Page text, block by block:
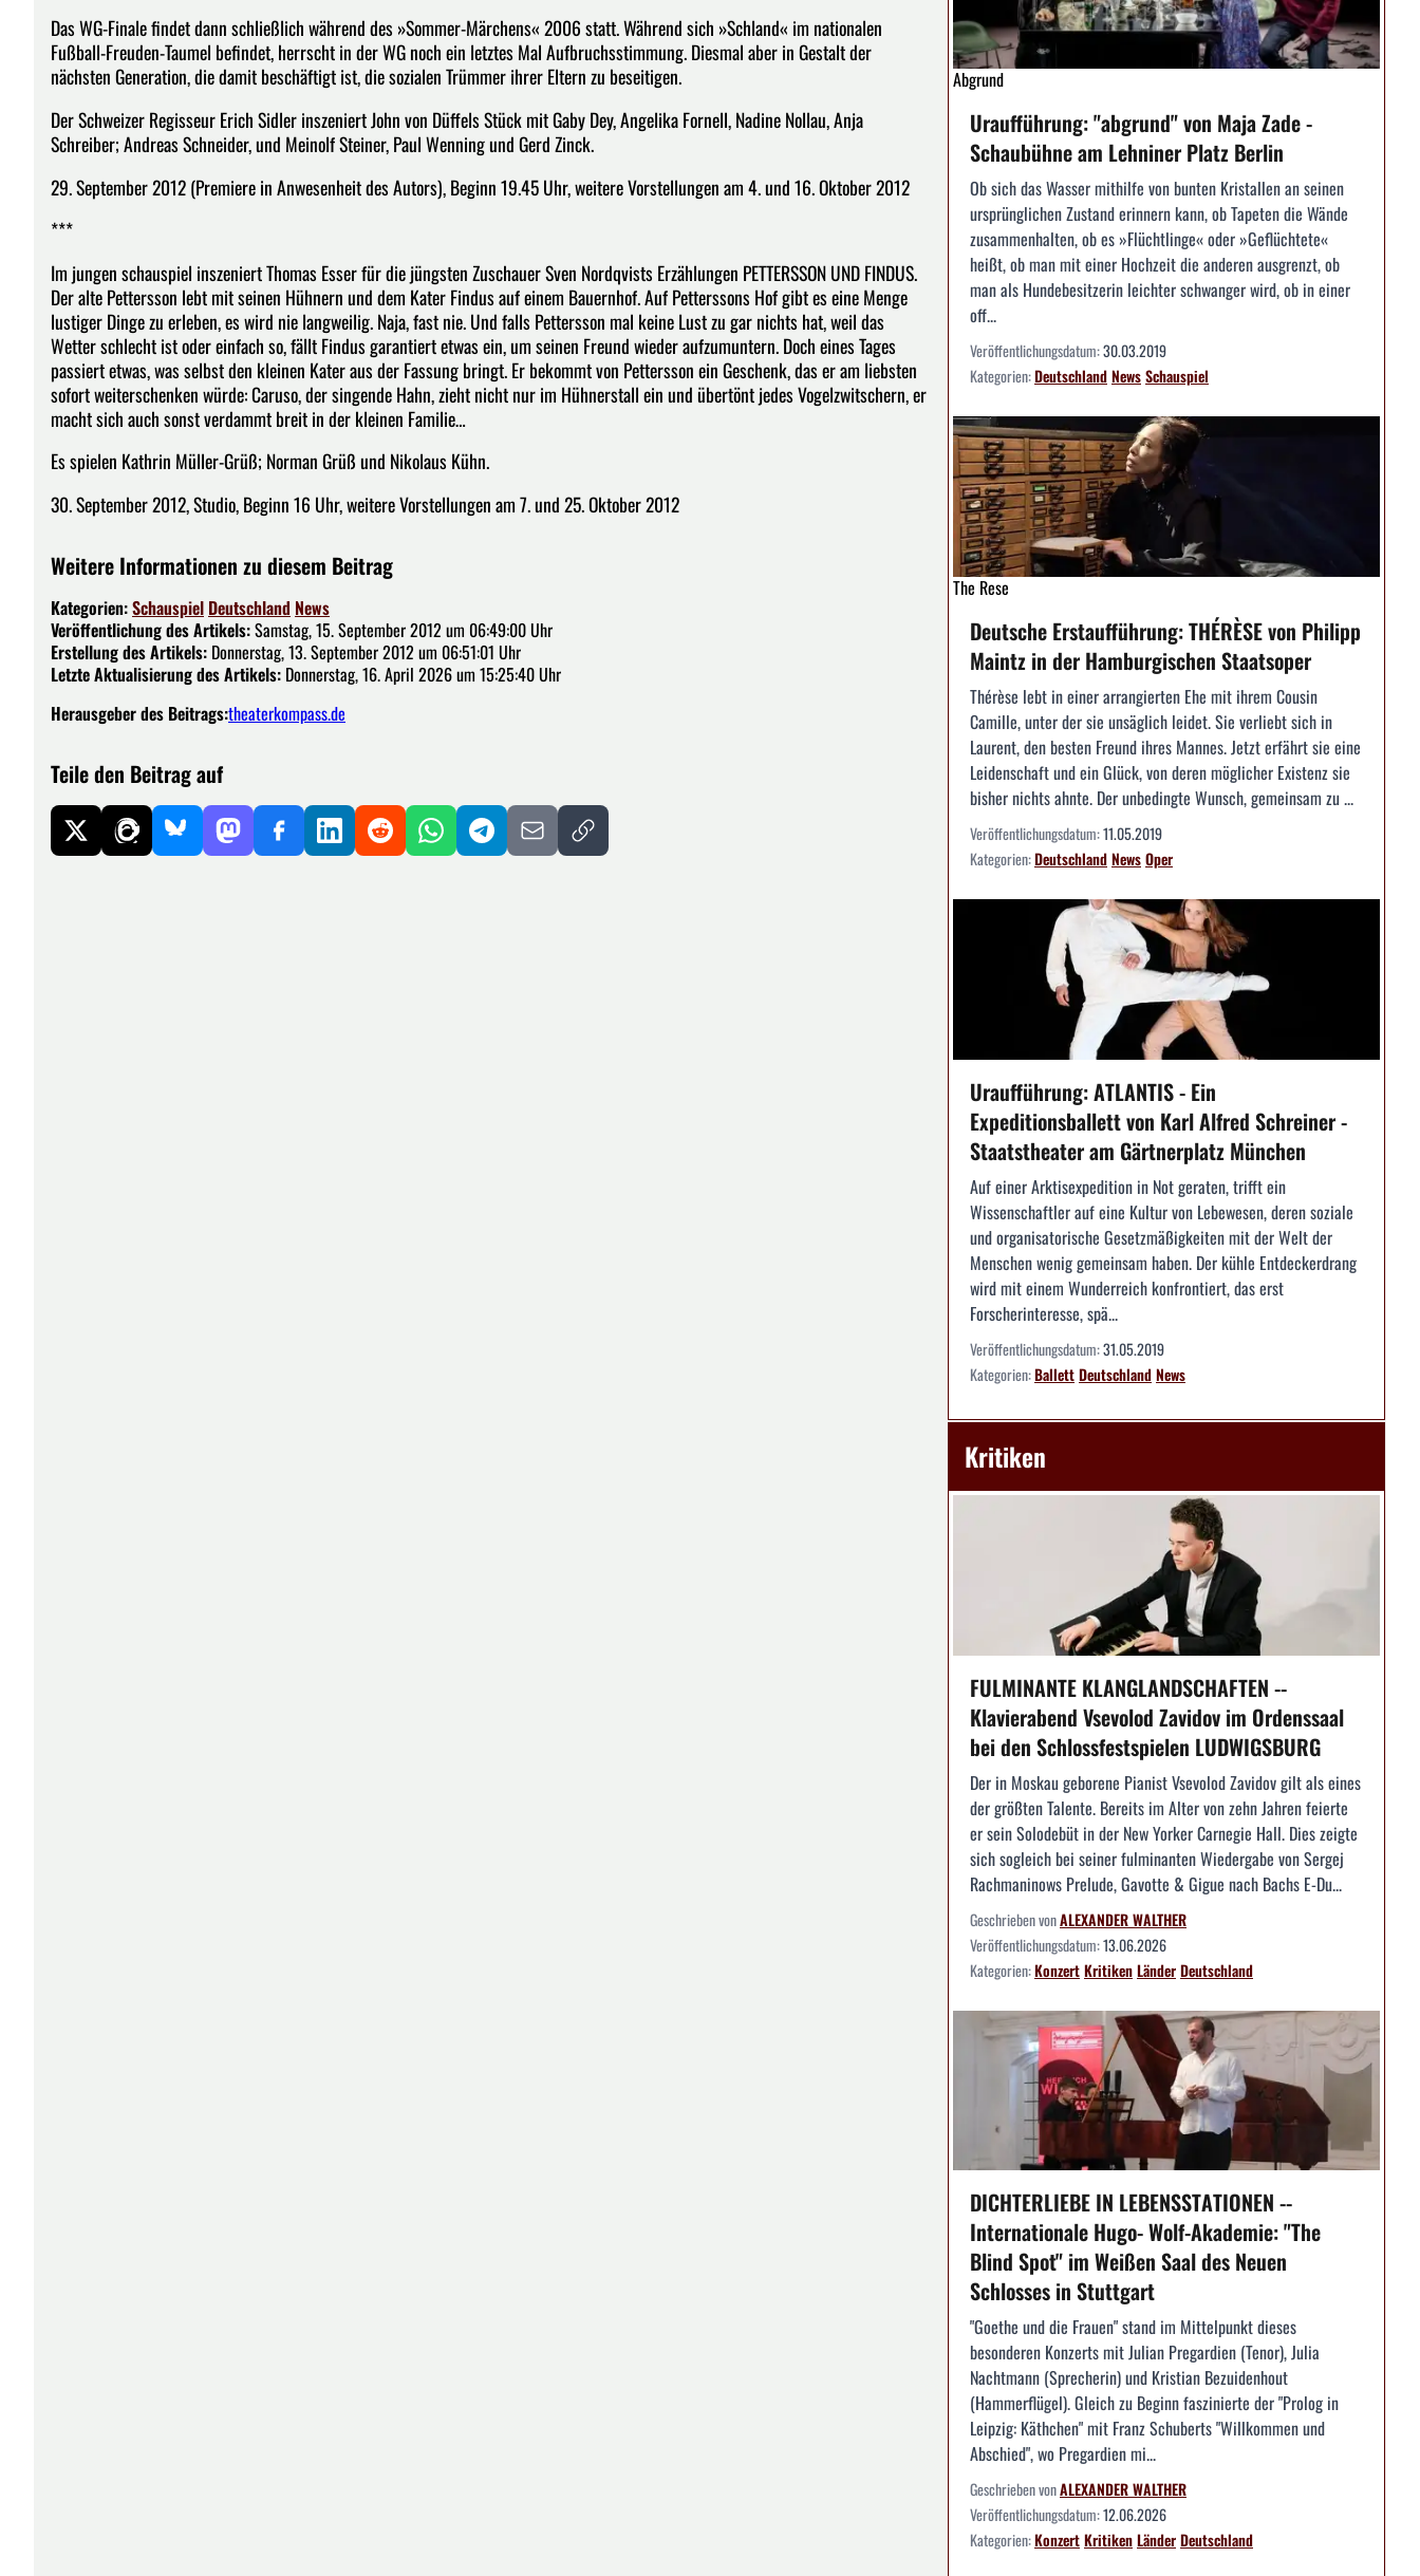
Das WG-Finale findet dann schließlich während des »Sommer-Märchens« 2006 statt. Während sich »Schland« im nationalen
Fußball-Freuden-Taumel befindet, herrscht in der WG noch ein letztes Mal Aufbruchsstimmung. Diesmal aber in Gestalt der
nächsten Generation, die damit beschäftigt ist, die sozialen Trümmer ihrer Eltern zu beseitigen.
Der Schweizer Regisseur Erich Sidler inszeniert John von Düffels Stück mit Gaby Dey, Angelika Fornell, Nadine Nollau, Anja
Schreiber; Andreas Schneider, und Meinolf Steiner, Paul Wenning und Gerd Zinck.
29. September 2012 (Premiere in Anwesenheit des Autors), Beginn 19.45 Uhr, weitere Vorstellungen am 4. und 16. Oktober 2012
***
Im jungen schauspiel inszeniert Thomas Esser für die jüngsten Zuschauer Sven Nordqvists Erzählungen PETTERSSON UND FINDUS.
Der alte Pettersson lebt mit seinen Hühnern und dem Kater Findus auf einem Bauernhof. Auf Petterssons Hof gibt es eine Menge
lustiger Dinge zu erleben, es wird nie langweilig. Naja, fast nie. Und falls Pettersson mal keine Lust zu gar nichts hat, weil das
Wetter schlecht ist oder einfach so, fällt Findus garantiert etwas ein, um seinen Freund wieder aufzumuntern. Doch eines Tages
passiert etwas, was selbst den kleinen Kater aus der Fassung bringt. Er bekommt von Pettersson ein Geschenk, das er am liebsten
sofort weiterschenken würde: Caruso, der singende Hahn, zieht nicht nur im Hühnerstall ein und übertönt jedes Vogelzwitschern, er
macht sich auch sonst verdammt breit in der kleinen Familie…
Es spielen Kathrin Müller-Grüß; Norman Grüß und Nikolaus Kühn.
30. September 2012, Studio, Beginn 16 Uhr, weitere Vorstellungen am 7. und 25. Oktober 2012
Weitere Informationen zu diesem Beitrag
Kategorien:Schauspiel Deutschland News
Veröffentlichung des Artikels:Samstag, 15. September 2012 um 06:49:00 Uhr
Erstellung des Artikels: Donnerstag, 13. September 2012 um 06:51:01 Uhr
Letzte Aktualisierung des Artikels: Donnerstag, 16. April 2026 um 15:25:40 Uhr
Herausgeber des Beitrags:theaterkompass.de
Teile den Beitrag auf
Abgrund
Uraufführung: "abgrund" von Maja Zade -
Schaubühne am Lehniner Platz Berlin
Ob sich das Wasser mithilfe von bunten Kristallen an seinen
ursprünglichen Zustand erinnern kann, ob Tapeten die Wände
zusammenhalten, ob es »Flüchtlinge« oder »Geflüchtete«
heißt, ob man mit einer Hochzeit die anderen ausgrenzt, ob
man als Hundebesitzerin leichter schwanger wird, ob in einer
off...
Veröffentlichungsdatum:30.03.2019
Kategorien:DeutschlandNewsSchauspiel
The Rese
Deutsche Erstaufführung: THÉRÈSE von Philipp
Maintz in der Hamburgischen Staatsoper
Thérèse lebt in einer arrangierten Ehe mit ihrem Cousin
Camille, unter der sie unsäglich leidet. Sie verliebt sich in
Laurent, den besten Freund ihres Mannes. Jetzt erfährt sie eine
Leidenschaft und ein Glück, von deren möglicher Existenz sie
bisher nichts ahnte. Der unbedingte Wunsch, gemeinsam zu ...
Veröffentlichungsdatum:11.05.2019
Kategorien:DeutschlandNewsOper
Uraufführung: ATLANTIS - Ein
Expeditionsballett von Karl Alfred Schreiner -
Staatstheater am Gärtnerplatz München
Auf einer Arktisexpedition in Not geraten, trifft ein
Wissenschaftler auf eine Kultur von Lebewesen, deren soziale
und organisatorische Gesetzmäßigkeiten mit der Welt der
Menschen wenig gemeinsam haben. Der kühle Entdeckerdrang
wird mit einem Wunderreich konfrontiert, das erst
Forscherinteresse, spä...
Veröffentlichungsdatum:31.05.2019
Kategorien:BallettDeutschlandNews
Kritiken
FULMINANTE KLANGLANDSCHAFTEN --
Klavierabend Vsevolod Zavidov im Ordenssaal
bei den Schlossfestspielen LUDWIGSBURG
Der in Moskau geborene Pianist Vsevolod Zavidov gilt als eines
der größten Talente. Bereits im Alter von zehn Jahren feierte
er sein Solodebüt in der New Yorker Carnegie Hall. Dies zeigte
sich sogleich bei seiner fulminanten Wiedergabe von Sergej
Rachmaninows Prelude, Gavotte & Gigue nach Bachs E-Du...
Geschrieben vonALEXANDER WALTHER
Veröffentlichungsdatum:13.06.2026
Kategorien:KonzertKritikenLänderDeutschland
DICHTERLIEBE IN LEBENSSTATIONEN --
Internationale Hugo- Wolf-Akademie: "The
Blind Spot" im Weißen Saal des Neuen
Schlosses in Stuttgart
"Goethe und die Frauen" stand im Mittelpunkt dieses
besonderen Konzerts mit Julian Pregardien (Tenor), Julia
Nachtmann (Sprecherin) und Kristian Bezuidenhout
(Hammerflügel). Gleich zu Beginn faszinierte der "Prolog in
Leipzig: Käthchen" mit Franz Schuberts "Willkommen und
Abschied", wo Pregardien mi...
Geschrieben vonALEXANDER WALTHER
Veröffentlichungsdatum:12.06.2026
Kategorien:KonzertKritikenLänderDeutschland